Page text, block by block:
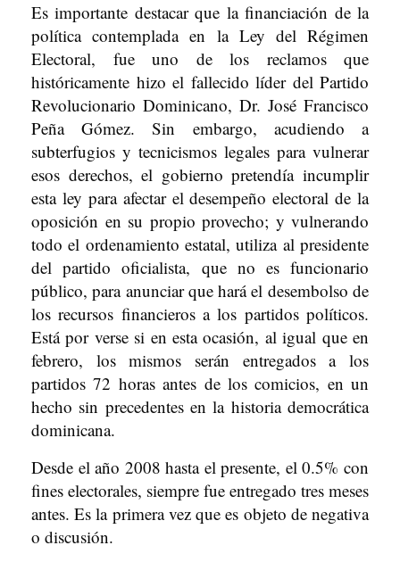
Es importante destacar que la financiación de la
política contemplada en la Ley del Régimen
Electoral, fue uno de los reclamos que
históricamente hizo el fallecido líder del Partido
Revolucionario Dominicano, Dr. José Francisco
Peña Gómez. Sin embargo, acudiendo a
subterfugios y tecnicismos legales para vulnerar
esos derechos, el gobierno pretendía incumplir
esta ley para afectar el desempeño electoral de la
oposición en su propio provecho; y vulnerando
todo el ordenamiento estatal, utiliza al presidente
del partido oficialista, que no es funcionario
público, para anunciar que hará el desembolso de
los recursos financieros a los partidos políticos.
Está por verse si en esta ocasión, al igual que en
febrero, los mismos serán entregados a los
partidos 72 horas antes de los comicios, en un
hecho sin precedentes en la historia democrática
dominicana.
Desde el año 2008 hasta el presente, el 0.5% con
fines electorales, siempre fue entregado tres meses
antes. Es la primera vez que es objeto de negativa
o discusión.